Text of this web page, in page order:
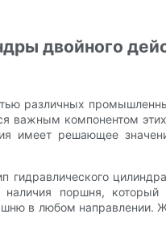
двойного
различных
важным компонентом
имеет решающее
гидравлического
наличия поршня,
в любом направлении.